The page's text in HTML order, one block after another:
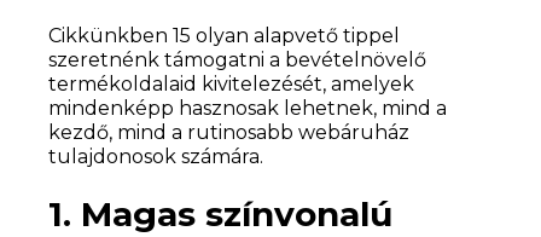
Cikkünkben 15 olyan alapvető tippel
szeretnénk támogatni a bevételnövelő
termékoldalaid kivitelezését, amelyek
mindenképp hasznosak lehetnek, mind a
kezdő, mind a rutinosabb webáruház
tulajdonosok számára.
1. Magas színvonalú